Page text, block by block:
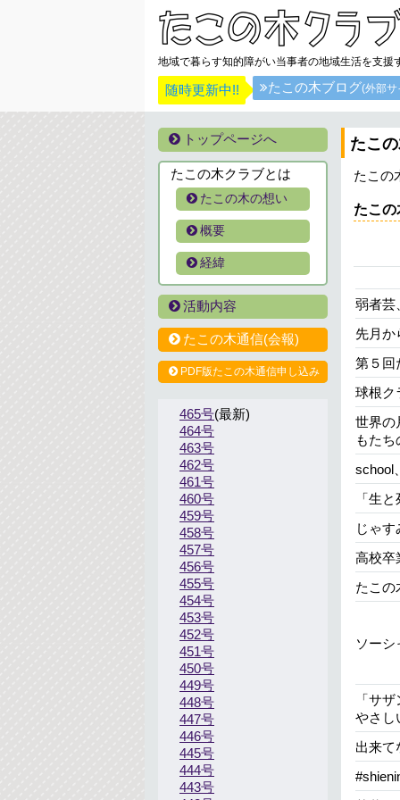
地域で暮らす知的障がい当事者の地域生活を支援
随時更新中!! たこの木ブログ(外部サ
トップページへ
たこの木クラブとは
たこの木の想い
概要
経緯
活動内容
たこの木通信(会報)
PDF版たこの木通信申し込み
465号
464号
463号
462号
461号
460号
459号
458号
457号
456号
455号
454号
453号
452号
451号
450号
449号
448号
447号
446号
445号
444号
443号
たこ
たこの
たこ
弱者芸
先月か
第５回
球根ク
世界の
もた
school
「生
じゃ
高校卒
たこの
ソー
「サ
やさし
出来て